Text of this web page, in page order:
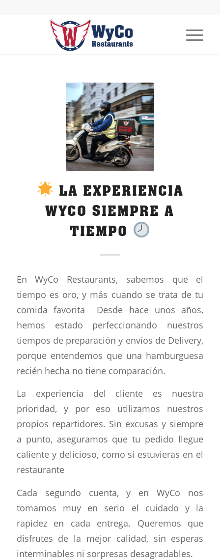
LA EXPERIENCIA
WYCO SIEMPRE A
TIEMPO
En WyCo Restaurants, sabemos que el
tiempo es oro, y más cuando se trata de tu
comida favorita Desde hace unos años,
hemos estado perfeccionando nuestros
tiempos de preparación y envíos de Delivery,
porque entendemos que una hamburguesa
recién hecha no tiene comparación.
La experiencia del cliente es nuestra
prioridad, y por eso utilizamos nuestros
propios repartidores. Sin excusas y siempre
a punto, aseguramos que tu pedido llegue
caliente y delicioso, como si estuvieras en el
restaurante
Cada segundo cuenta, y en WyCo nos
tomamos muy en serio el cuidado y la
rapidez en cada entrega. Queremos que
disfrutes de la mejor calidad, sin esperas
interminables ni sorpresas desagradables.